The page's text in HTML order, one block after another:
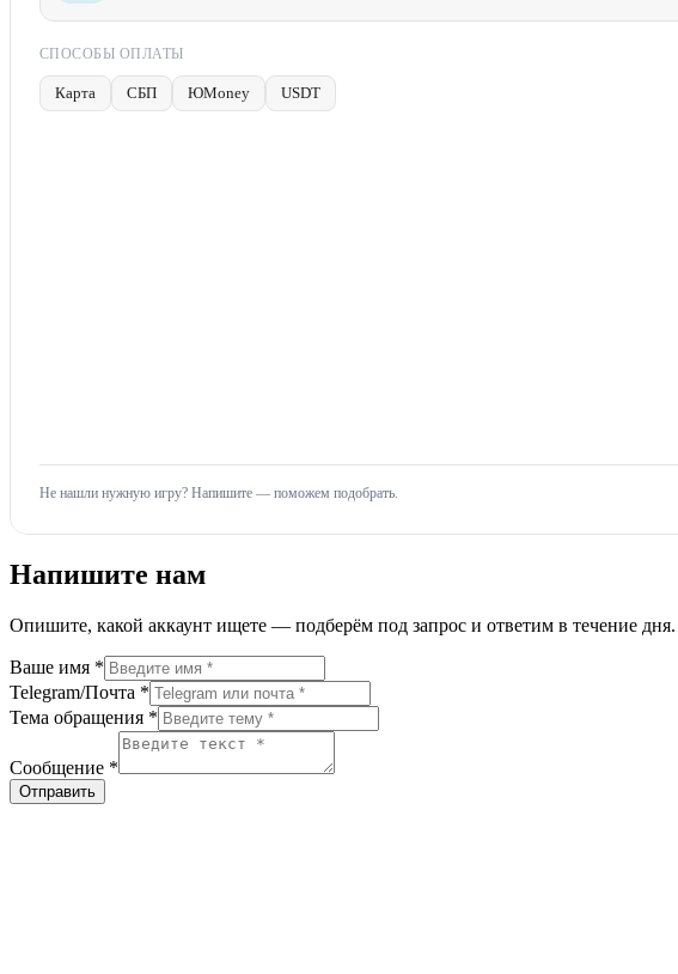
СПОСОБЫ ОПЛАТЫ
Карта СБП ЮMoney USDT
Не нашли нужную игру? Напишите — поможем подобрать.
Напишите нам
Опишите, какой аккаунт ищете — подберём под запрос и ответим в течение дня.
Ваше имя *
Telegram/Почта *
Тема обращения *
Сообщение *
Отправить